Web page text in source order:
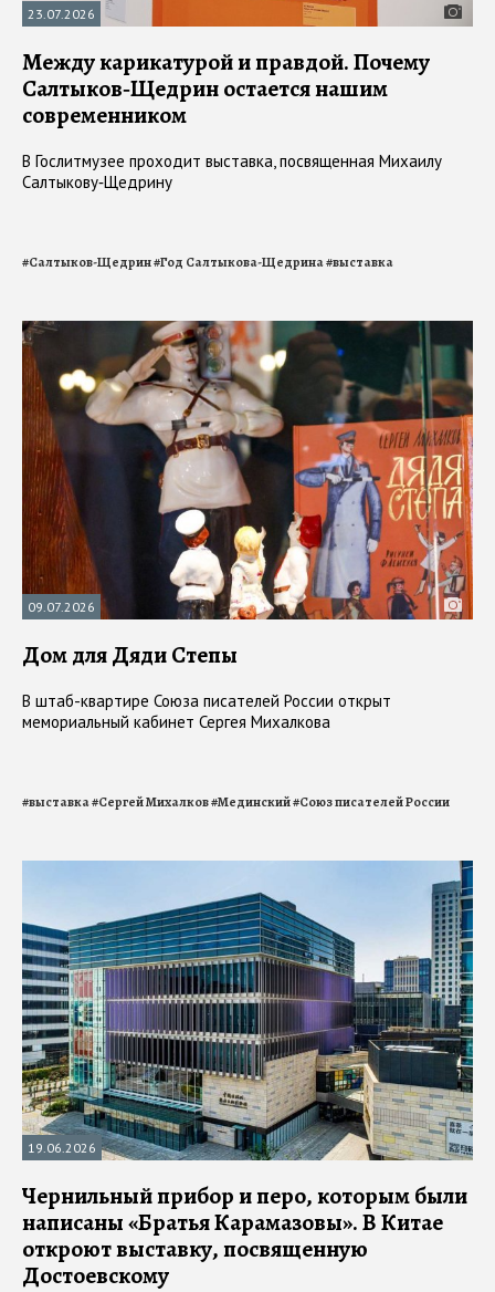
23.07.2026
Между карикатурой и правдой. Почему
Салтыков‑Щедрин остается нашим
современником
В Гослитмузее проходит выставка, посвященная Михаилу
Салтыкову‑Щедрину
#Салтыков-Щедрин#Год Салтыкова-Щедрина#выставка
09.07.2026
Дом для Дяди Степы
В штаб-квартире Союза писателей России открыт
мемориальный кабинет Сергея Михалкова
#выставка#Сергей Михалков#Мединский#Союз писателей России
19.06.2026
Чернильный прибор и перо, которым были
написаны «Братья Карамазовы». В Китае
откроют выставку, посвященную
Достоевскому